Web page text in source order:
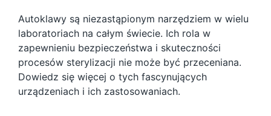
Autoklawy są niezastąpionym narzędziem w wielu
laboratoriach na całym świecie. Ich rola w
zapewnieniu bezpieczeństwa i skuteczności
procesów sterylizacji nie może być przeceniana.
Dowiedz się więcej o tych fascynujących
urządzeniach i ich zastosowaniach.